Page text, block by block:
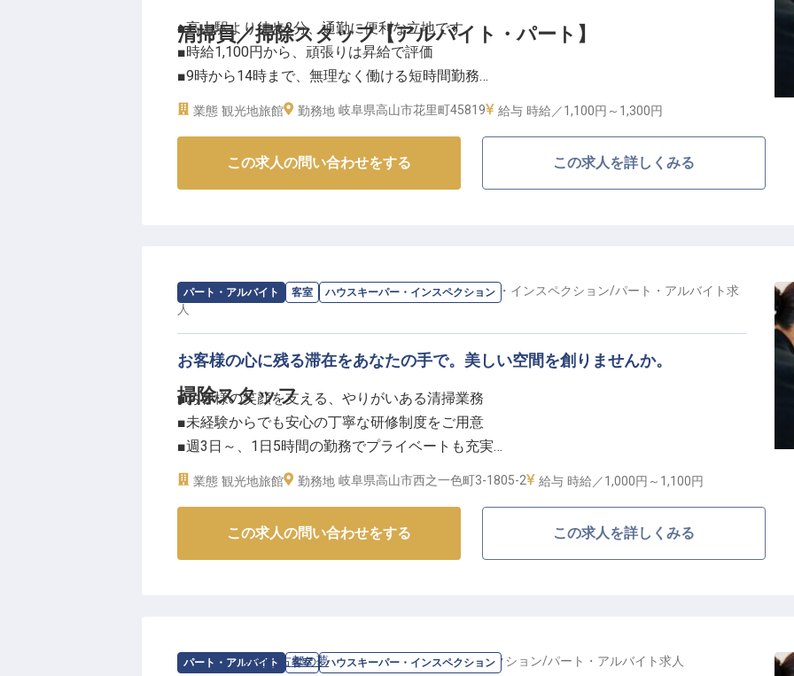
清掃員／掃除スタッフ【アルバイト・パート】
■高山駅より徒歩2分、通勤に便利な立地です
■時給1,100円から、頑張りは昇給で評価
■9時から14時まで、無理なく働ける短時間勤務
■お客様の旅を支える、やりがいのある清掃業務
飛騨高山の地で、お客様に忘れられない旅の思い出を提供している旅館です。私たちは、
訪れるすべてのお客様に心から安らげる空間と、温かいおもてなしを大切にしています。
しょう。
ーー【働きやすさを重視した環境で、あなたらしく輝く】
当旅館では、スタッフ一人ひとりが安心して長く働ける環境づくりに力を入れています。
勤務時間は9時から14時までと短時間で、プライベートとの両立も可能です。
シフト制なので、ご自身のライフスタイルに合わせて柔軟に働くことができます。社会保
険完備や年次有給休暇など、福利厚生も充実しており、安心して業務に取り組めます。
業態 観光地旅館 勤務地 岐阜県高山市花里町45819 給与 時給／1,100円～ 1,300円
この求人の問い合わせをする この求人を詳しくみる
パート・アルバイト 客室 ハウスキーパー・インスペクション
掃除スタッフ
求人情報：百年古民家 いろり宿 飛騨屋の ハウスキーパー・インスペクション/パート・アルバイト求
人
お客様の心に残る滞在をあなたの手で。美しい空間を創りませんか。
■お客様の笑顔を支える、やりがいある清掃業務
■未経験からでも安心の丁寧な研修制度をご用意
■週3日～、1日5時間の勤務でプライベートも充実
■時給1,000円から、昇給ありで頑張りを評価
築100年の趣ある古民家で、お客様が心安らぐ滞在を過ごせるよう、心を込めて清掃業務
をお願いします。客室は全部で6室と、一つひとつの空間に丁寧に向き合える環境です。
ーー【働きやすい環境とキャリアアップの機会】
業態 観光地旅館 勤務地 岐阜県高山市西之一色町3-1805-2 給与 時給／1,000円～ 1,100円
この求人の問い合わせをする この求人を詳しくみる
パート・アルバイト 客室 ハウスキーパー・インスペクション
求人情報：おやど古都の夢のハウスキーパー・インスペクション/パート・アルバイト求人